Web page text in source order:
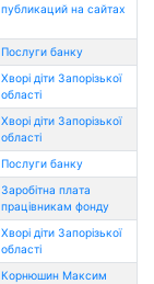
публикаций на сайтах
Послуги банку
Хворі діти Запорізької
області
Хворі діти Запорізької
області
Послуги банку
Заробітна плата
працівникам фонду
Хворі діти Запорізької
області
Корнюшин Максим